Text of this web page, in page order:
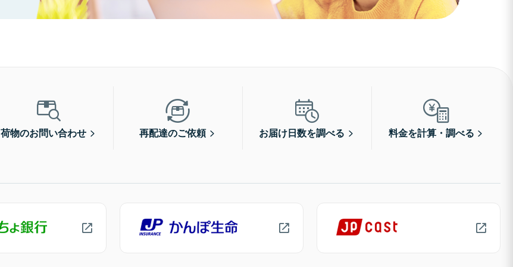
荷物のお問い合わせ 再配達のご依頼 お届け日数を調べる 料金を計算・調べる